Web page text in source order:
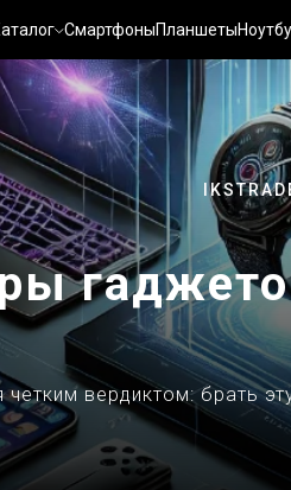
СмартфоныПланшеты
четким вердиктом: брать